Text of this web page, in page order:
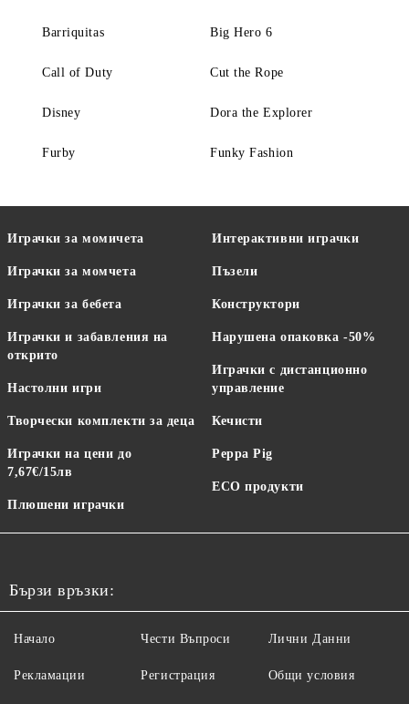
Barriquitas Big Hero 6
Call of Duty Cut the Rope
Disney Dora the Explorer
Furby Funky Fashion
Играчки за момичета
Играчки за момчета
Играчки за бебета
Играчки и забавления на
открито
Настолни игри
Творчески комплекти за деца
Играчки на цени до
7,67€/15лв
Плюшени играчки
Интерактивни играчки
Пъзели
Конструктори
Нарушена опаковка -50%
Играчки с дистанционно
управление
Кечисти
Peppa Pig
ECO продукти
Бързи връзки:
Начало
Рекламации
Чести Въпроси
Регистрация
Лични Данни
Общи условия